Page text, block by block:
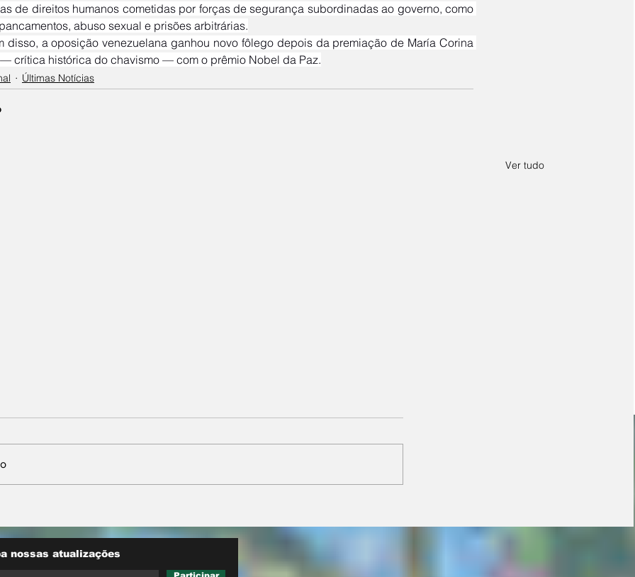
de direitos humanos cometidas por forças de segurança subordinadas ao governo, como
abuso sexual e prisões arbitrárias.
crítica histórica do chavismo — com o prêmio Nobel da Paz.
Últimas Notícias
Ver tudo
inédita
Alcolumbre
novas regras para
nossas atualizações